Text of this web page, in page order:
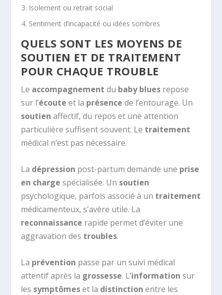
Isolement ou retrait social
Sentiment d’incapacité ou idées sombres
QUELS SONT LES MOYENS DE
SOUTIEN ET DE TRAITEMENT
POUR CHAQUE TROUBLE
Le accompagnement du baby blues repose
sur l’écoute et la présence de l’entourage. Un
soutien affectif, du repos et une attention
particulière suffisent souvent. Le traitement
médical n’est pas nécessaire.
La dépression post-partum demande une prise
en charge spécialisée. Un soutien
psychologique, parfois associé à un traitement
médicamenteux, s’avère utile. La
reconnaissance rapide permet d’éviter une
aggravation des troubles.
La prévention passe par un suivi médical
attentif après la grossesse. L’information sur
les symptômeset la distinction entre les